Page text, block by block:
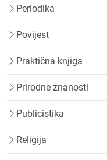
Periodika
Povijest
Praktična knjiga
Prirodne znanosti
Publicistika
Religija